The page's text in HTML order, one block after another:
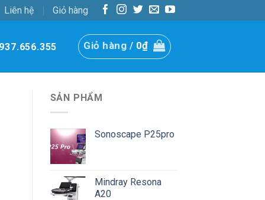
Liên hệ Giỏ hàng
Giỏ hàng / 0₫
SẢN PHẨM
Sonoscape P25pro
Mindray Resona
A20